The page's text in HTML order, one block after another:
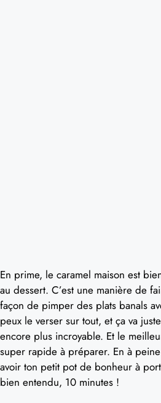
En prime, le caramel maison est
au dessert. C’est une manière de
façon de pimper des plats banals
peux le verser sur tout, et ça va
encore plus incroyable. Et le
super rapide à préparer. En à
avoir ton petit pot de bonheur à
bien entendu, 10 minutes !